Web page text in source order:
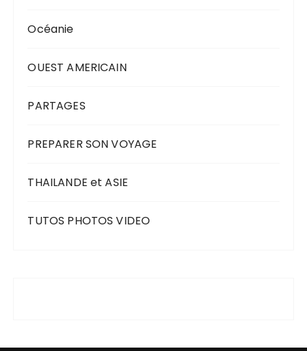
Océanie
OUEST AMERICAIN
PARTAGES
PREPARER SON VOYAGE
THAILANDE et ASIE
TUTOS PHOTOS VIDEO